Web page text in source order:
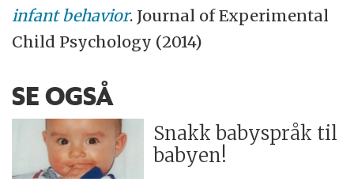
infant behavior. Journal of Experimental
Child Psychology (2014)
SE OGSÅ
Snakk babyspråk til
babyen!